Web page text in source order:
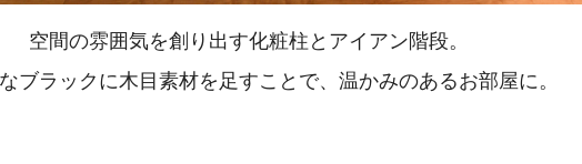
空間の雰囲気を創り出す化粧柱とアイアン階段。
ブラックに木目素材を足すことで、温かみのあるお部屋に。